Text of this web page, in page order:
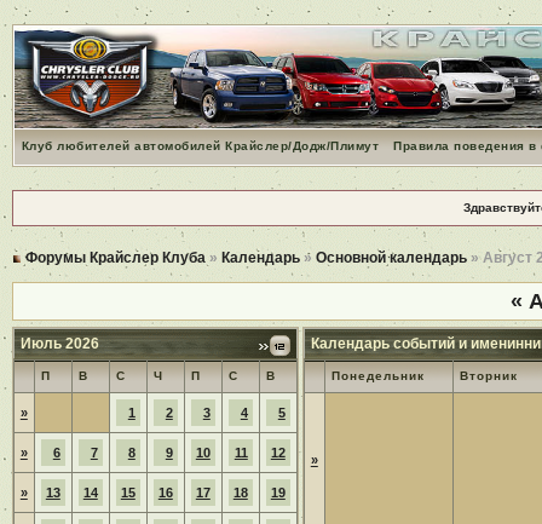
Клуб любителей автомобилей Крайслер/Додж/Плимут Правила поведения
Форумы Крайслер Клуба » Календарь» Основной календарь» Август
«
Июль 2026
П В С Ч П С В
» 1 2 3 4 5
» 6 7 8 9 10 11 12
» 13 14 15 16 17 18 19
Календарь событий и
Понедельник Вторник
»